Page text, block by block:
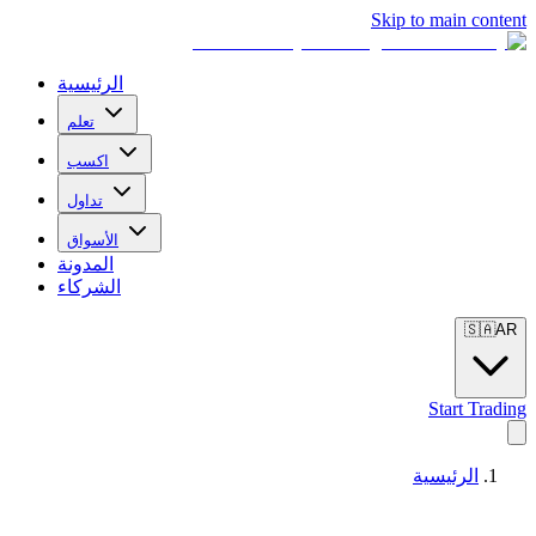
Skip to main content
الرئيسية
تعلم
اكسب
تداول
الأسواق
المدونة
الشركاء
🇸🇦AR
Start Trading
الرئيسية